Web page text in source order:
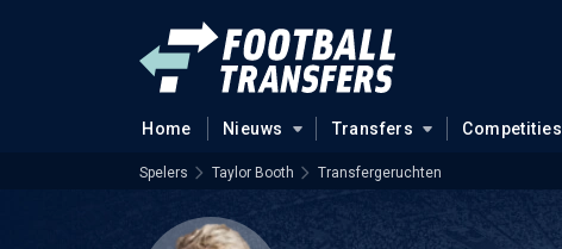
Home Nieuws Transfers Competities
Spelers Taylor Booth Transfergeruchten